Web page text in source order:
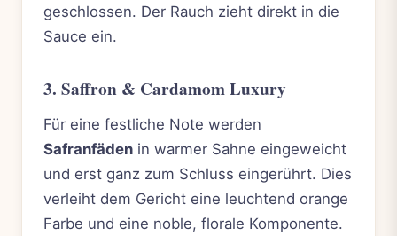
geschlossen. Der Rauch zieht direkt in die
Sauce ein.
3. Saffron & Cardamom Luxury
Für eine festliche Note werden
Safranfäden in warmer Sahne eingeweicht
und erst ganz zum Schluss eingerührt. Dies
verleiht dem Gericht eine leuchtend orange
Farbe und eine noble, florale Komponente.